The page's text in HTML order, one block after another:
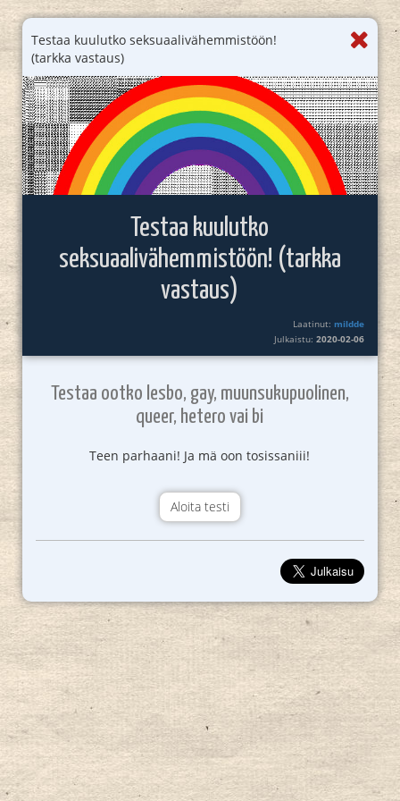
Testaa kuulutko seksuaalivähemmistöön!
(tarkka vastaus)
Testaa kuulutko
seksuaalivähemmistöön! (tarkka
vastaus)
Laatinut:mildde
Julkaistu:2020-02-06
Testaa ootko lesbo, gay, muunsukupuolinen,
queer, hetero vai bi
Teen parhaani! Ja mä oon tosissaniii!
Aloita testi